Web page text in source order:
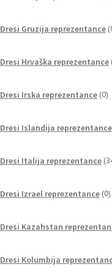
Dresi Gruzija reprezentance
Dresi Hrvaška reprezentance
Dresi Irska reprezentance 0
Dresi Islandija reprezentance
Dresi Italija reprezentance
Dresi Izrael reprezentance 0
Dresi Kazahstan
Dresi Kolumbija